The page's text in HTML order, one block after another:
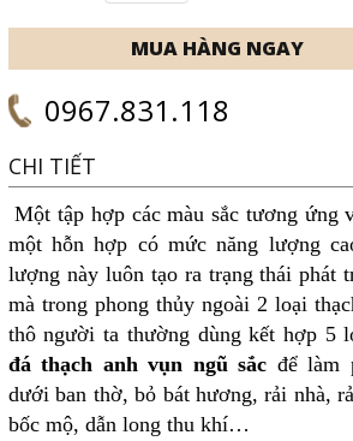
0967.831.118
CHI TIẾT
Một tập hợp các màu sắc tương ứng
một hỗn hợp có mức năng lượng
lượng này luôn tạo ra trạng thái phát
mà trong phong thủy ngoài 2 loại
thô người ta thường dùng kết hợp 5
đá thạch anh vụn ngũ sắc để làm
dưới ban thờ, bỏ bát hương, rải nhà,
bốc mộ, dẫn long thu khí…